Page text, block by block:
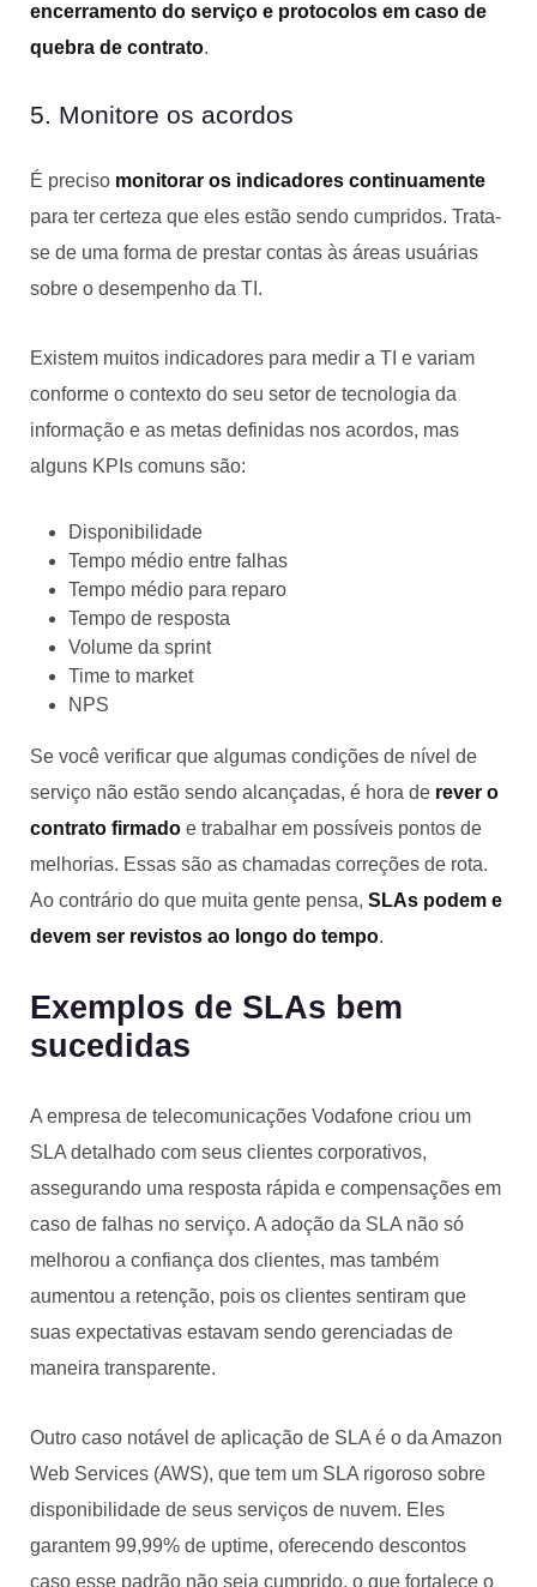
encerramento do serviço e protocolos em caso de
quebra de contrato.
5. Monitore os acordos
É preciso monitorar os indicadores continuamente
para ter certeza que eles estão sendo cumpridos. Trata-
se de uma forma de prestar contas às áreas usuárias
sobre o desempenho da TI.
Existem muitos indicadores para medir a TI e variam
conforme o contexto do seu setor de tecnologia da
informação e as metas definidas nos acordos, mas
alguns KPIs comuns são:
Disponibilidade
Tempo médio entre falhas
Tempo médio para reparo
Tempo de resposta
Volume da sprint
Time to market
NPS
Se você verificar que algumas condições de nível de
serviço não estão sendo alcançadas, é hora de rever o
contrato firmado e trabalhar em possíveis pontos de
melhorias. Essas são as chamadas correções de rota.
Ao contrário do que muita gente pensa, SLAs podem e
devem ser revistos ao longo do tempo.
Exemplos de SLAs bem
sucedidas
A empresa de telecomunicações Vodafone criou um
SLA detalhado com seus clientes corporativos,
assegurando uma resposta rápida e compensações em
caso de falhas no serviço. A adoção da SLA não só
melhorou a confiança dos clientes, mas também
aumentou a retenção, pois os clientes sentiram que
suas expectativas estavam sendo gerenciadas de
maneira transparente.
Outro caso notável de aplicação de SLA é o da Amazon
Web Services (AWS), que tem um SLA rigoroso sobre
disponibilidade de seus serviços de nuvem. Eles
garantem 99,99% de uptime, oferecendo descontos
caso esse padrão não seja cumprido, o que fortalece o